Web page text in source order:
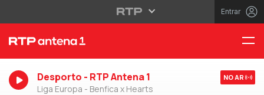
Entrar
Desporto - RTP Antena 1
Liga Europa - Benfica x Hearts
NO AR